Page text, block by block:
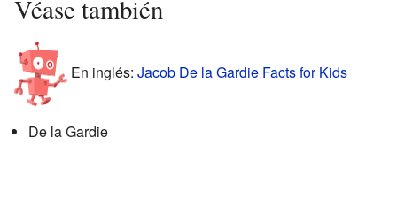
Véase también
En inglés: Jacob De la Gardie Facts for Kids
De la Gardie